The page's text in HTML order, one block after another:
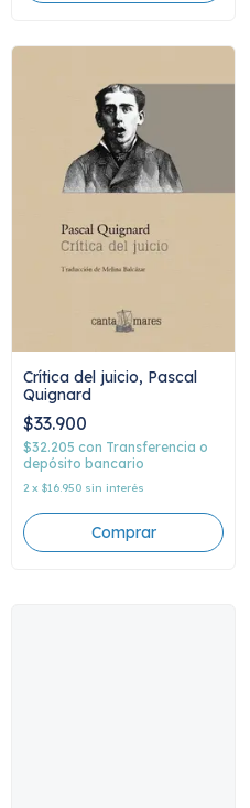
Crítica del juicio, Pascal
Quignard
$33.900
$32.205 con Transferencia o
depósito bancario
2 x $16.950 sin interés